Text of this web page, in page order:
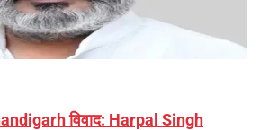
विवाद: Harpal Singh